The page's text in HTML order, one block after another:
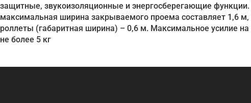
защитные, звукоизоляционные и энергосберегающие
максимальная ширина закрываемого проема составляет 1,6
роллеты (габаритная ширина) – 0,6 м. Максимальное усилие
не более 5 кг